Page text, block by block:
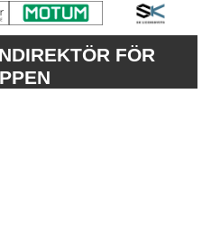
FÖR